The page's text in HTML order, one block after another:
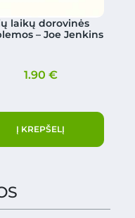
laikų dorovinės
– Joe Jenkins
1.90 €
Į KREPŠELĮ